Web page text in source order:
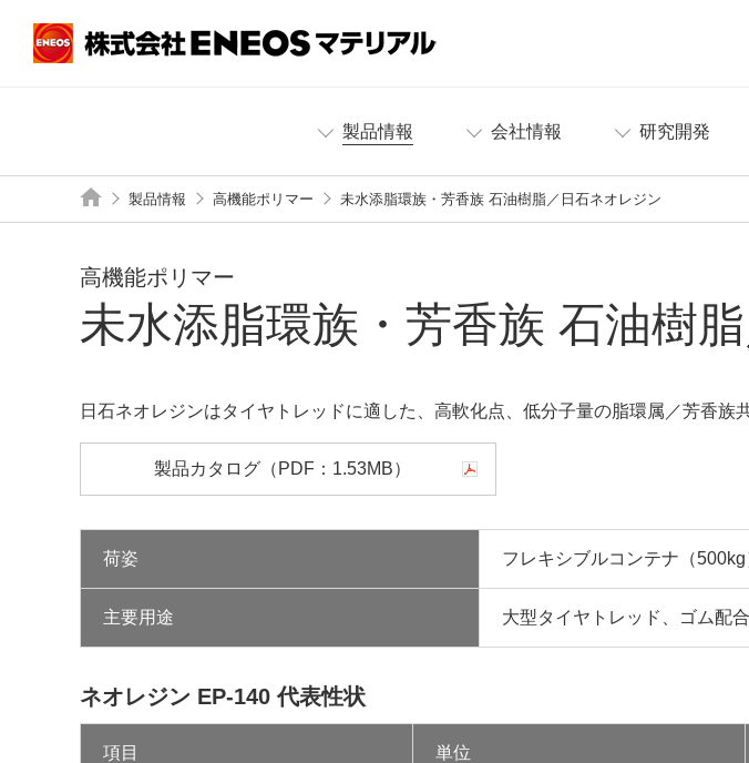
製品情報 会社情報 研究開発
製品情報 高機能ポリマー 未水添脂環族・芳香族 石油樹脂／日石ネオレジン
高機能ポリマー
未水添脂環族・芳香族 石油樹
日石ネオレジンはタイヤトレッドに適した、高軟化点、低分子量の脂環属／芳香族
製品カタログ （PDF： 1.53MB）
荷姿 フレキシブルコンテナ（500kg
主要用途 大型タイヤトレッド、ゴム配
ネオレジン EP-140 代表性状
項目 単位